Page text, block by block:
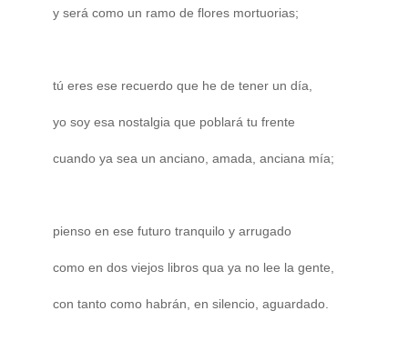
y será como un ramo de flores mortuorias;
tú eres ese recuerdo que he de tener un día,
yo soy esa nostalgia que poblará tu frente
cuando ya sea un anciano, amada, anciana mía;
pienso en ese futuro tranquilo y arrugado
como en dos viejos libros qua ya no lee la gente,
con tanto como habrán, en silencio, aguardado.